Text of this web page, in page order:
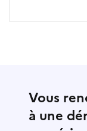
Vous
à une